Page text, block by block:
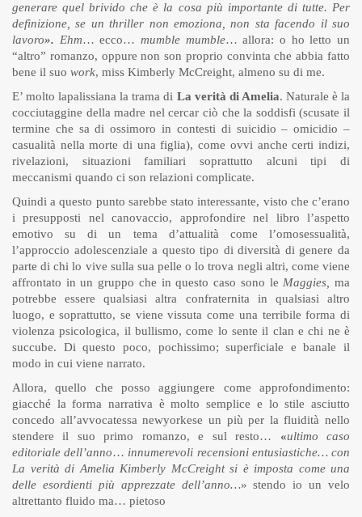
generare quel brivido che è la cosa più importante di tutte. Per
definizione, se un thriller non emoziona, non sta facendo il suo
lavoro». Ehm… ecco…mumble mumble… allora: o ho letto un
“altro” romanzo, oppure non son proprio convinta che abbia fatto
bene il suo work, miss Kimberly McCreight, almeno su di me.
E’ molto lapalissiana la trama di La verità di Amelia. Naturale è la
cocciutaggine della madre nel cercar ciò che la soddisfi (scusate il
termine che sa di ossimoro in contesti di suicidio – omicidio –
casualità nella morte di una figlia), come ovvi anche certi indizi,
rivelazioni, situazioni familiari soprattutto alcuni tipi di
meccanismi quando ci son relazioni complicate.
Quindi a questo punto sarebbe stato interessante, visto che c’erano
i presupposti nel canovaccio, approfondire nel libro l’aspetto
emotivo su di un tema d’attualità come l’omosessualità,
l’approccio adolescenziale a questo tipo di diversità di genere da
parte di chi lo vive sulla sua pelle o lo trova negli altri, come viene
affrontato in un gruppo che in questo caso sono le Maggies,ma
potrebbe essere qualsiasi altra confraternita in qualsiasi altro
luogo, e soprattutto, se viene vissuta come una terribile forma di
violenza psicologica, il bullismo, come lo sente il clan e chi ne è
succube. Di questo poco, pochissimo; superficiale e banale il
modo in cui viene narrato.
Allora, quello che posso aggiungere come approfondimento:
giacché la forma narrativa è molto semplice e lo stile asciutto
concedo all’avvocatessa newyorkese un più per la fluidità nello
stendere il suo primo romanzo, e sul resto… «ultimo caso
editoriale dell’anno… innumerevoli recensioni entusiastiche… con
La verità di Amelia Kimberly McCreight si è imposta come una
delle esordienti più apprezzate dell’anno…» stendo io un velo
altrettanto fluido ma… pietoso